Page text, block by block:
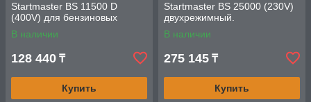
Startmaster BS 11500 D
(400V) для бензиновых
станций. Трехфазный.
В наличии
128 440 ₸
Купить
Startmaster BS 25000 (230V)
двухрежимный.
Однофазный.
В наличии
275 145 ₸
Купить